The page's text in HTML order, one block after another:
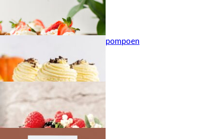
aardbeien
Cupcakes met pompoen
Najaarstaart
Doodle dog